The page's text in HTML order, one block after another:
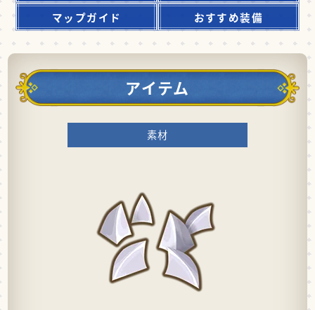
マップガイド
おすすめ装備
アイテム
素材